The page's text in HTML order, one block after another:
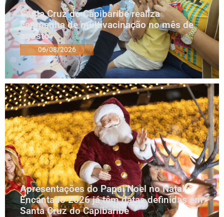
Santa Cruz do Capibaribe realiza
campanha de multivacinação no mês de
agosto
06/08/2026
Apresentações do Papai Noel no Natal
Encantado 2026 já têm datas definidas em
Santa Cruz do Capibaribe